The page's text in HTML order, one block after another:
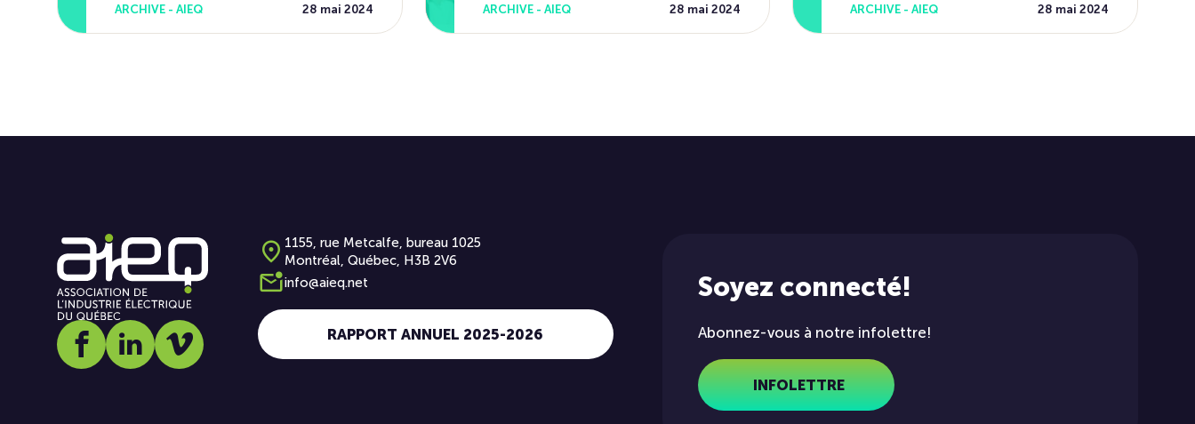
ARCHIVE - AIEQ 28 mai 2024 ARCHIVE - AIEQ 28 mai 2024 ARCHIVE - AIEQ 28 mai 2024
Social media link icon-facebook
Social media link icon-linkedin
Social media link icon-vimeo
1155, rue Metcalfe, bureau 1025
Montréal, Québec, H3B 2V6
info@aieq.net
RAPPORT ANNUEL 2025-2026
Soyez connecté!
Abonnez-vous à notre infolettre!
INFOLETTRE